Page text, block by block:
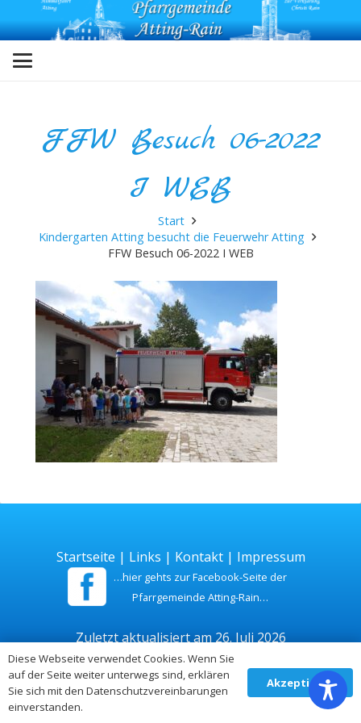
FFW Besuch 06-2022
I WEB
Start
Kindergarten Atting besucht die Feuerwehr Atting
FFW Besuch 06-2022 I WEB
Startseite | Links | Kontakt| Impressum
…hier gehts zur Facebook-Seite der
Pfarrgemeinde Atting-Rain…
Zuletzt aktualisiert am 26. Juli 2026
Diese Webseite verwendet Cookies. Wenn Sie
auf der Seite weiter unterwegs sind, erklären
Sie sich mit den Datenschutzvereinbarungen
einverstanden.
Akzeptieren